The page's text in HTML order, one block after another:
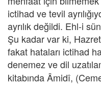
ictihad ve tevil
ayrılık değildi. Ehl-i
Şu kadar var ki,
fakat hataları ictihad
denemez ve dil
kitabında Âmidî,